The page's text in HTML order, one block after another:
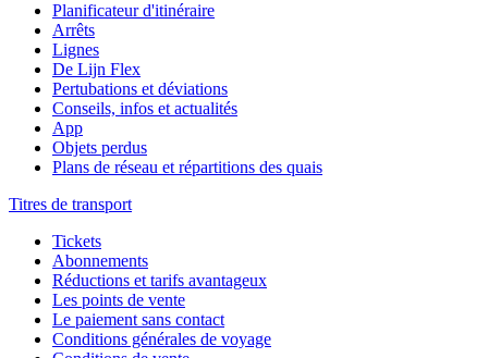
Planificateur d'itinéraire
Arrêts
Lignes
De Lijn Flex
Pertubations et déviations
Conseils, infos et actualités
App
Objets perdus
Plans de réseau et répartitions des quais
Titres de transport
Tickets
Abonnements
Réductions et tarifs avantageux
Les points de vente
Le paiement sans contact
Conditions générales de voyage